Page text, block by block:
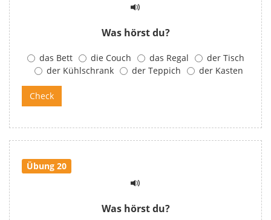
Was hörst du?
das Bett die Couch das Regal
der Tisch
der Kühlschrank
der Teppich der Kasten
Übung 20
Was hörst du?